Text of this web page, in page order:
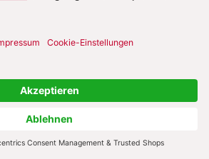
Gottesfrage – die den Markenkern
COMMUNIO
Robert Barron den Josef-
Pieper Preis erhält